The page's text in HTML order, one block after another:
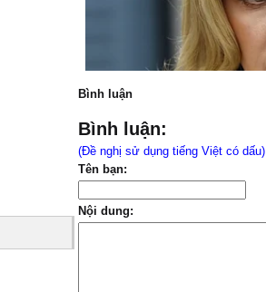
Bình luận
Bình luận:
(Đề nghị sử dụng tiếng Việt có dấu)
Tên bạn:
Nội dung: